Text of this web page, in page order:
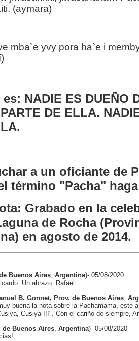
(aymara)
mba`e yvy pora ha`e i
NADIE ES DUEÑO
DE ELLA.
a un oficiante de
término "Pacha"
Grabado en la
de Rocha
en agosto de 2014.
Buenos Aires, Argentina)- 05/08/2020
Un abrazo. Rafael
B. Gonnet, Prov. de Buenos Aires,
buena la nota sobre la Pachamama, este
Cusiya !!!". Con el cariño de siempre,
de Buenos Aires, Argentina)- 05/08/2020